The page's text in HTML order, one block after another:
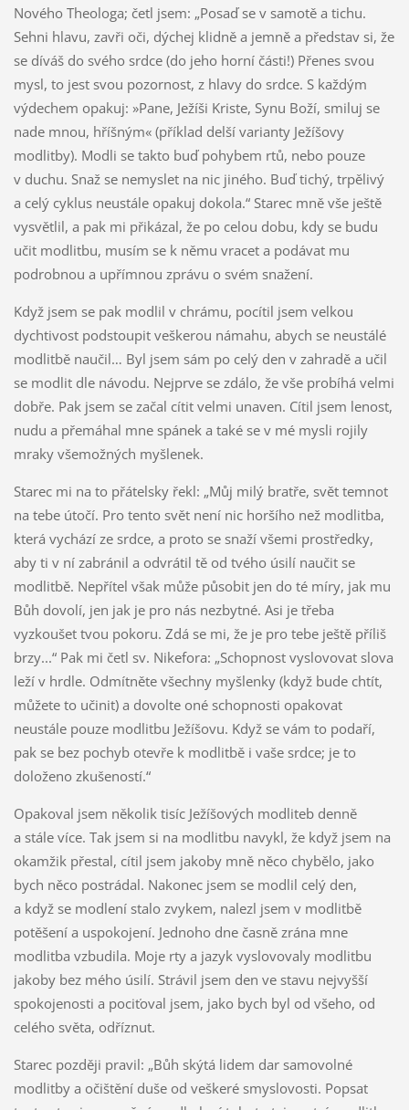
Nového Theologa; četl jsem: „Posaď se v samotě a tichu.
Sehni hlavu, zavři oči, dýchej klidně a jemně a představ si, že
se díváš do svého srdce (do jeho horní části!) Přenes svou
mysl, to jest svou pozornost, z hlavy do srdce. S každým
výdechem opakuj: »Pane, Ježíši Kriste, Synu Boží, smiluj se
nade mnou, hříšným« (příklad delší varianty Ježíšovy
modlitby). Modli se takto buď pohybem rtů, nebo pouze
v duchu. Snaž se nemyslet na nic jiného. Buď tichý, trpělivý
a celý cyklus neustále opakuj dokola.“ Starec mně vše ještě
vysvětlil, a pak mi přikázal, že po celou dobu, kdy se budu
učit modlitbu, musím se k němu vracet a podávat mu
podrobnou a upřímnou zprávu o svém snažení.
Když jsem se pak modlil v chrámu, pocítil jsem velkou
dychtivost podstoupit veškerou námahu, abych se neustálé
modlitbě naučil… Byl jsem sám po celý den v zahradě a učil
se modlit dle návodu. Nejprve se zdálo, že vše probíhá velmi
dobře. Pak jsem se začal cítit velmi unaven. Cítil jsem lenost,
nudu a přemáhal mne spánek a také se v mé mysli rojily
mraky všemožných myšlenek.
Starec mi na to přátelsky řekl: „Můj milý bratře, svět temnot
na tebe útočí. Pro tento svět není nic horšího než modlitba,
která vychází ze srdce, a proto se snaží všemi prostředky,
aby ti v ní zabránil a odvrátil tě od tvého úsilí naučit se
modlitbě. Nepřítel však může působit jen do té míry, jak mu
Bůh dovolí, jen jak je pro nás nezbytné. Asi je třeba
vyzkoušet tvou pokoru. Zdá se mi, že je pro tebe ještě příliš
brzy...“ Pak mi četl sv. Nikefora: „Schopnost vyslovovat slova
leží v hrdle. Odmítněte všechny myšlenky (když bude chtít,
můžete to učinit) a dovolte oné schopnosti opakovat
neustále pouze modlitbu Ježíšovu. Když se vám to podaří,
pak se bez pochyb otevře k modlitbě i vaše srdce; je to
doloženo zkušeností.“
Opakoval jsem několik tisíc Ježíšových modliteb denně
a stále více. Tak jsem si na modlitbu navykl, že když jsem na
okamžik přestal, cítil jsem jakoby mně něco chybělo, jako
bych něco postrádal. Nakonec jsem se modlil celý den,
a když se modlení stalo zvykem, nalezl jsem v modlitbě
potěšení a uspokojení. Jednoho dne časně zrána mne
modlitba vzbudila. Moje rty a jazyk vyslovovaly modlitbu
jakoby bez mého úsilí. Strávil jsem den ve stavu nejvyšší
spokojenosti a pociťoval jsem, jako bych byl od všeho, od
celého světa, odříznut.
Starec později pravil: „Bůh skýtá lidem dar samovolné
modlitby a očištění duše od veškeré smyslovosti. Popsat